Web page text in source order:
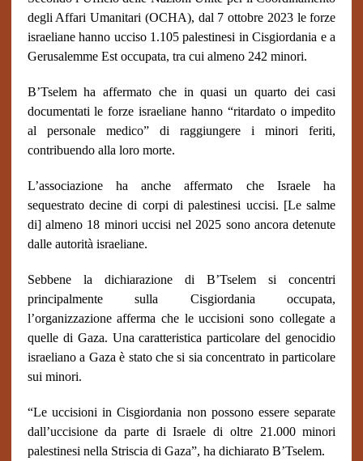
degli Affari Umanitari (OCHA), dal 7 ottobre 2023 le forze
israeliane hanno ucciso 1.105 palestinesi in Cisgiordania e a
Gerusalemme Est occupata, tra cui almeno 242 minori.
B’Tselem ha affermato che in quasi un quarto dei casi
documentati le forze israeliane hanno “ritardato o impedito
al personale medico” di raggiungere i minori feriti,
contribuendo alla loro morte.
L’associazione ha anche affermato che Israele ha
sequestrato decine di corpi di palestinesi uccisi. [Le salme
di] almeno 18 minori uccisi nel 2025 sono ancora detenute
dalle autorità israeliane.
Sebbene la dichiarazione di B’Tselem si concentri
principalmente sulla Cisgiordania occupata,
l’organizzazione afferma che le uccisioni sono collegate a
quelle di Gaza. Una caratteristica particolare del genocidio
israeliano a Gaza è stato che si sia concentrato in particolare
sui minori.
“Le uccisioni in Cisgiordania non possono essere separate
dall’uccisione da parte di Israele di oltre 21.000 minori
palestinesi nella Striscia di Gaza”, ha dichiarato B’Tselem.